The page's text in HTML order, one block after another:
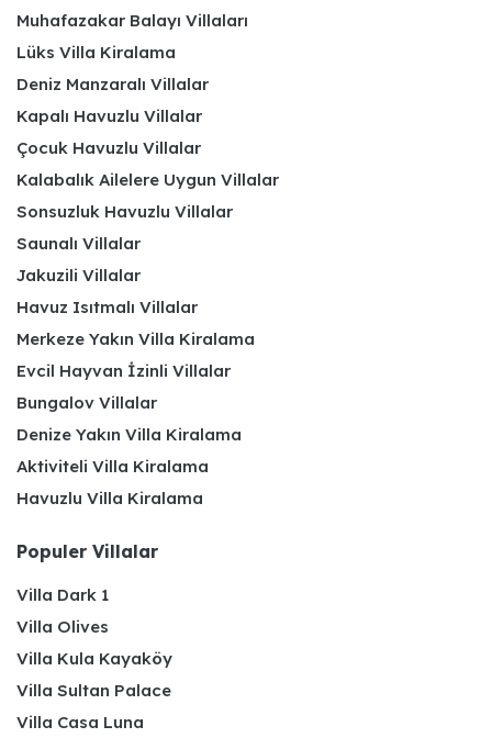
Muhafazakar Balayı Villaları
Lüks Villa Kiralama
Deniz Manzaralı Villalar
Kapalı Havuzlu Villalar
Çocuk Havuzlu Villalar
Kalabalık Ailelere Uygun Villalar
Sonsuzluk Havuzlu Villalar
Saunalı Villalar
Jakuzili Villalar
Havuz Isıtmalı Villalar
Merkeze Yakın Villa Kiralama
Evcil Hayvan İzinli Villalar
Bungalov Villalar
Denize Yakın Villa Kiralama
Aktiviteli Villa Kiralama
Havuzlu Villa Kiralama
Populer Villalar
Villa Dark 1
Villa Olives
Villa Kula Kayaköy
Villa Sultan Palace
Villa Casa Luna